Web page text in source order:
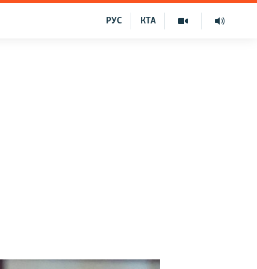
КТА
РУС